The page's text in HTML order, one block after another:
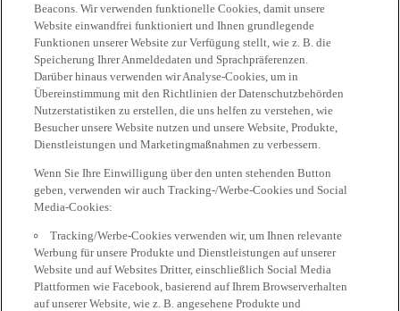
Beacons. Wir verwenden funktionelle Cookies, damit unsere
Website einwandfrei funktioniert und Ihnen grundlegende
Funktionen unserer Website zur Verfügung stellt, wie z. B. die
Speicherung Ihrer Anmeldedaten und Sprachpräferenzen.
Darüber hinaus verwenden wir Analyse-Cookies, um in
Übereinstimmung mit den Richtlinien der Datenschutzbehörden
Nutzerstatistiken zu erstellen, die uns helfen zu verstehen, wie
Besucher unsere Website nutzen und unsere Website, Produkte,
Dienstleistungen und Marketingmaßnahmen zu verbessern.
Wenn Sie Ihre Einwilligung über den unten stehenden Button
geben, verwenden wir auch Tracking-/Werbe-Cookies und Social
Media-Cookies:
Tracking/Werbe-Cookies verwenden wir, um Ihnen relevante
Werbung für unsere Produkte und Dienstleistungen auf unserer
Website und auf Websites Dritter, einschließlich Social Media
Plattformen wie Facebook, basierend auf Ihrem Browserverhalten
auf unserer Website, wie z. B. angesehene Produkte und